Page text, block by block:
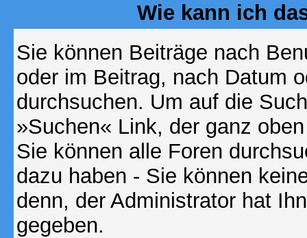
Wie kann ich
Sie können Beiträge nach
oder im Beitrag, nach Datum
durchsuchen. Um auf die
»Suchen« Link, der ganz
Sie können alle Foren
dazu haben - Sie können
denn, der Administrator hat
gegeben.